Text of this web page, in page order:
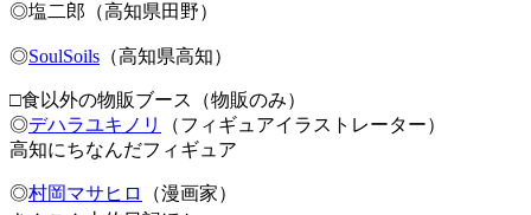
◎塩二郎（高知県田野）
◎SoulSoils （高知県高知）
□食以外の物販ブース（物販のみ）
◎デハラユキノリ
（フィギュアイラストレーター）
高知にちなんだフィギュア
◎村岡マサヒロ
（漫画家）